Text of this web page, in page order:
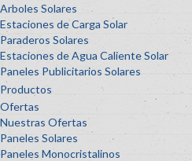
Arboles Solares
Estaciones de Carga Solar
Paraderos Solares
Estaciones de Agua Caliente Solar
Paneles Publicitarios Solares
Productos
Ofertas
Nuestras Ofertas
Paneles Solares
Paneles Monocristalinos